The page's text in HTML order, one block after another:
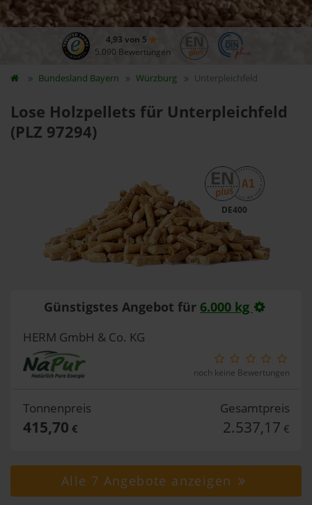
4,93 von 5
5.090 Bewertungen
Bundesland Bayern Würzburg Unterpleichfeld
Lose Holzpellets für Unterpleichfeld
(PLZ 97294)
DE400
Günstigstes Angebot für 6.000 kg
HERM GmbH & Co. KG
noch keine Bewertungen
Tonnenpreis
415,70 €
Gesamtpreis
2.537,17 €
Alle 7 Angebote anzeigen